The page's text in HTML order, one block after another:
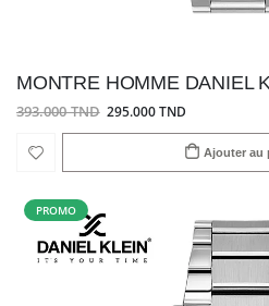
MONTRE HOMME DANIEL
393.000 TND 295.000 TND
Ajouter au
PROMO